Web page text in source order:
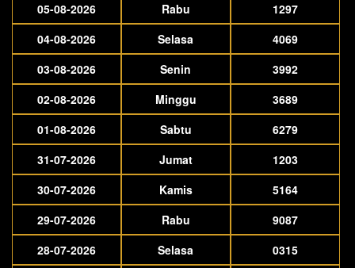
05-08-2026
Rabu
1297
04-08-2026
Selasa
4069
03-08-2026
Senin
3992
02-08-2026
Minggu
3689
01-08-2026
Sabtu
6279
31-07-2026
Jumat
1203
30-07-2026
Kamis
5164
29-07-2026
Rabu
9087
28-07-2026
Selasa 0315